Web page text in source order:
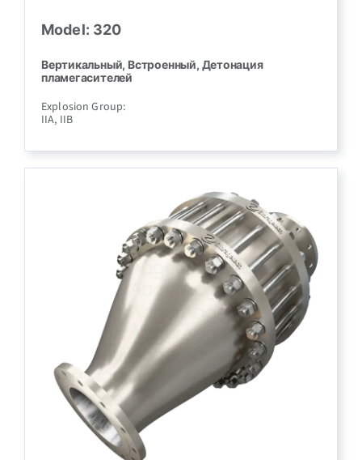
Model: 320
Вертикальный, Встроенный, Детонация
пламегасителей
Explosion Group:
IIA, IIB